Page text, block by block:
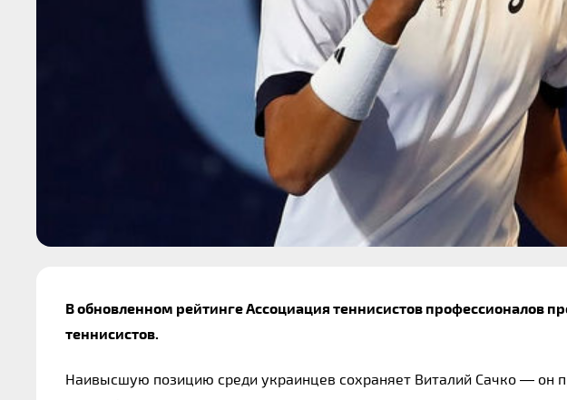
В обновленном рейтинге Ассоциация теннисистов профессионалов
теннисистов.
Наивысшую позицию среди украинцев сохраняет Виталий Сачко — он